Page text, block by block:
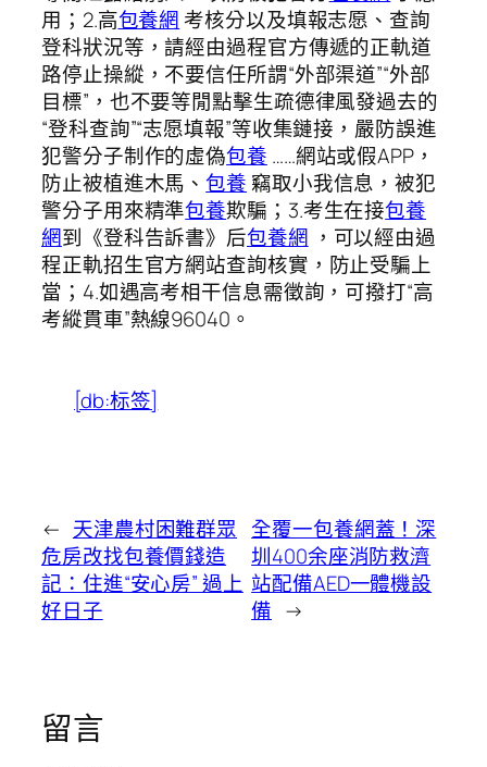
用；2.高包養網 考核分以及填報志愿、查詢
登科狀況等，請經由過程官方傳遞的正軌道
路停止操縱，不要信任所謂“外部渠道”“外部
目標”，也不要等閒點擊生疏德律風發過去的
“登科查詢”“志愿填報”等收集鏈接，嚴防誤進
犯警分子制作的虛偽包養 ……網站或假APP，
防止被植進木馬、包養 竊取小我信息，被犯
警分子用來精準包養欺騙；3.考生在接包養
網到《登科告訴書》后包養網 ，可以經由過
程正軌招生官方網站查詢核實，防止受騙上
當；4.如遇高考相干信息需徵詢，可撥打“高
考縱貫車”熱線96040。
[db:标签]
← 天津農村困難群眾
危房改找包養價錢造
記：住進“安心房” 過上
好日子
全覆一包養網蓋！深
圳400余座消防救濟
站配備AED一體機設
備 →
留言